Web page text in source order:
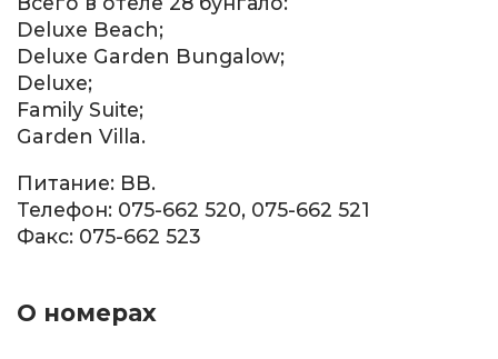
Deluxe Beach;
Deluxe Garden Bungalow;
Deluxe;
Family Suite;
Garden Villa.
Питание: BB.
Телефон: 075-662 520, 075-662 521
Факс: 075-662 523
О номерах